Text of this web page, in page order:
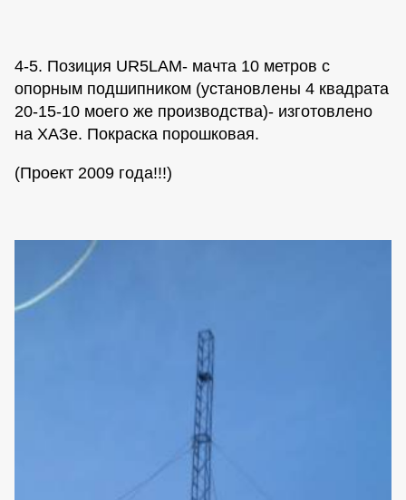
4-5. Позиция UR5LAM- мачта 10 метров с
опорным подшипником (установлены 4 квадрата
20-15-10 моего же производства)- изготовлено
на ХАЗе. Покраска порошковая.
(Проект 2009 года!!!)